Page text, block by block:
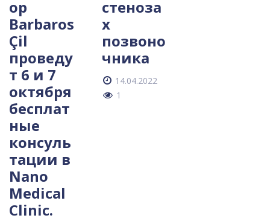
ор
Barbaros
Çil
проведу
т 6 и 7
октября
бесплат
ные
консуль
тации в
Nano
Medical
Clinic.
стеноза
х
позвоно
чника
14.04.2022
1